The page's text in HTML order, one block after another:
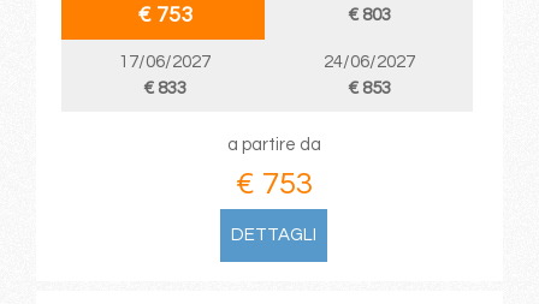
€ 753
€ 803
17/06/2027
€ 833
24/06/2027
€ 853
a partire da
€ 753
DETTAGLI